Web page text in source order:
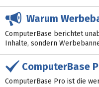
Warum
ComputerBase berichtet
Inhalte, sondern
ComputerBase
ComputerBase Pro ist die